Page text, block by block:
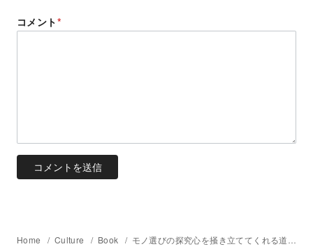
コメント*
Home Culture Book モノ選びの探究心を掻き立ててくれる道具（ツール）のアーカイブ本「Tools 2019」